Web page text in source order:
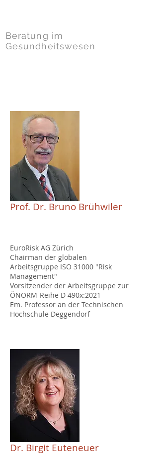
Beratung im
Gesundheitswesen
Prof. Dr. Bruno Brühwiler
EuroRisk AG Zürich
Chairman der globalen
Arbeitsgruppe ISO 31000 "Risk
Management"
Vorsitzender der Arbeitsgruppe zur
ÖNORM-Reihe D 490x:2021
Em. Professor an der Technischen
Hochschule Deggendorf
Dr. Birgit Euteneuer